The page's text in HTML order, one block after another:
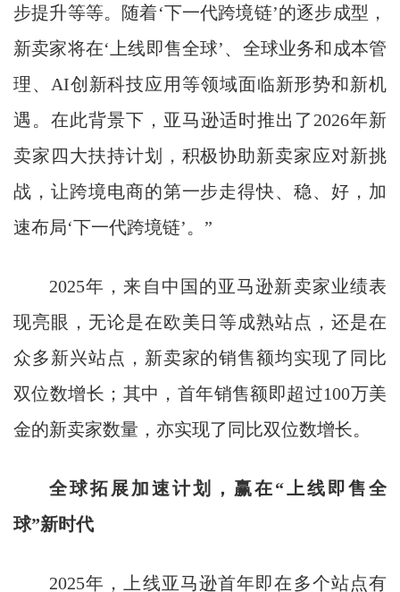
步提升等等。随着‘下一代跨境链’的逐步成型，
新卖家将在‘上线即售全球’、全球业务和成本管
理、AI创新科技应用等领域面临新形势和新机
遇。在此背景下，亚马逊适时推出了2026年新
卖家四大扶持计划，积极协助新卖家应对新挑
战，让跨境电商的第一步走得快、稳、好，加
速布局‘下一代跨境链’。”
2025年，来自中国的亚马逊新卖家业绩表
现亮眼，无论是在欧美日等成熟站点，还是在
众多新兴站点，新卖家的销售额均实现了同比
双位数增长；其中，首年销售额即超过100万美
金的新卖家数量，亦实现了同比双位数增长。
全球拓展加速计划， 赢在“上线即售全
球”新时代
2025年，上线亚马逊首年即在多个站点有